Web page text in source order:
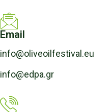
Email
info@oliveoilfestival.eu
info@edpa.gr